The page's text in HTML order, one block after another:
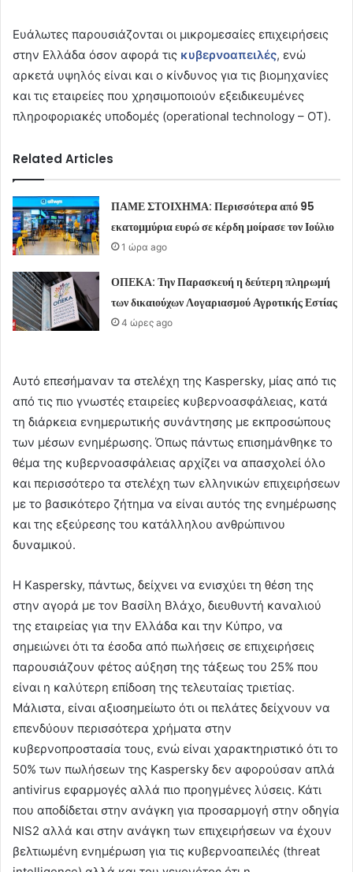
Ευάλωτες παρουσιάζονται οι μικρομεσαίες επιχειρήσεις
στην Ελλάδα όσον αφορά τις κυβερνοαπειλές, ενώ
αρκετά υψηλός είναι και ο κίνδυνος για τις βιομηχανίες
και τις εταιρείες που χρησιμοποιούν εξειδικευμένες
πληροφοριακές υποδομές (operational technology – OT).
Related Articles
ΠΑΜΕ ΣΤΟΙΧΗΜΑ: Περισσότερα από 95
εκατομμύρια ευρώ σε κέρδη μοίρασε τον Ιούλιο
1 ώρα ago
ΟΠΕΚΑ: Την Παρασκευή η δεύτερη πληρωμή
των δικαιούχων Λογαριασμού Αγροτικής Εστίας
4 ώρες ago
Αυτό επεσήμαναν τα στελέχη της Kaspersky, μίας από τις
από τις πιο γνωστές εταιρείες κυβερνοασφάλειας, κατά
τη διάρκεια ενημερωτικής συνάντησης με εκπροσώπους
των μέσων ενημέρωσης. Όπως πάντως επισημάνθηκε το
θέμα της κυβερνοασφάλειας αρχίζει να απασχολεί όλο
και περισσότερο τα στελέχη των ελληνικών επιχειρήσεων
με το βασικότερο ζήτημα να είναι αυτός της ενημέρωσης
και της εξεύρεσης του κατάλληλου ανθρώπινου
δυναμικού.
Η Kaspersky, πάντως, δείχνει να ενισχύει τη θέση της
στην αγορά με τον Βασίλη Βλάχο, διευθυντή καναλιού
της εταιρείας για την Ελλάδα και την Κύπρο, να
σημειώνει ότι τα έσοδα από πωλήσεις σε επιχειρήσεις
παρουσιάζουν φέτος αύξηση της τάξεως του 25% που
είναι η καλύτερη επίδοση της τελευταίας τριετίας.
Μάλιστα, είναι αξιοσημείωτο ότι οι πελάτες δείχνουν να
επενδύουν περισσότερα χρήματα στην
κυβερνοπροστασία τους, ενώ είναι χαρακτηριστικό ότι το
50% των πωλήσεων της Kaspersky δεν αφορούσαν απλά
antivirus εφαρμογές αλλά πιο προηγμένες λύσεις. Κάτι
που αποδίδεται στην ανάγκη για προσαρμογή στην οδηγία
NIS2 αλλά και στην ανάγκη των επιχειρήσεων να έχουν
βελτιωμένη ενημέρωση για τις κυβερνοαπειλές (threat